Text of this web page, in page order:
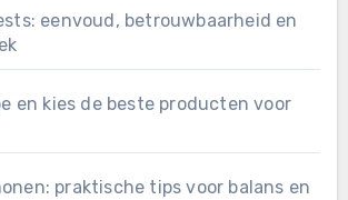
eenvoud, betrouwbaarheid en
en kies de beste producten voor
praktische tips voor balans en